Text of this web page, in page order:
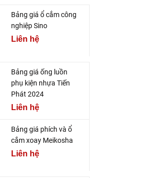
Bảng giá ổ cắm công
nghiệp Sino
Liên hệ
Bảng giá ống luồn
phụ kiện nhựa Tiến
Phát 2024
Liên hệ
Bảng giá phích và ổ
cắm xoay Meikosha
Liên hệ